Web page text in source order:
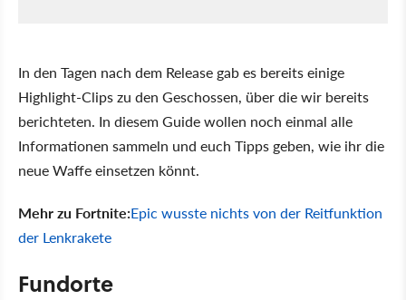
In den Tagen nach dem Release gab es bereits einige
Highlight-Clips zu den Geschossen, über die wir bereits
berichteten. In diesem Guide wollen noch einmal alle
Informationen sammeln und euch Tipps geben, wie ihr die
neue Waffe einsetzen könnt.
Mehr zu Fortnite:Epic wusste nichts von der Reitfunktion
der Lenkrakete
Fundorte